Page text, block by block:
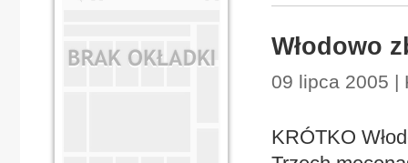
Włodowo
09 lipca 2005 |
KRÓTKO